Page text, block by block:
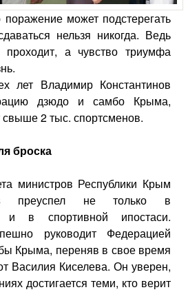
поражение может подстерегать
нельзя никогда. Ведь
а чувство триумфа
лет Владимир Константинов
дзюдо и самбо Крыма,
свыше 2 тыс. спортсменов.
броска
министров Республики Крым
преуспел не только в
и в спортивной ипостаси.
руководит Федерацией
Крыма, переняв в свое время
Василия Киселева. Он уверен,
достигается теми, кто верит